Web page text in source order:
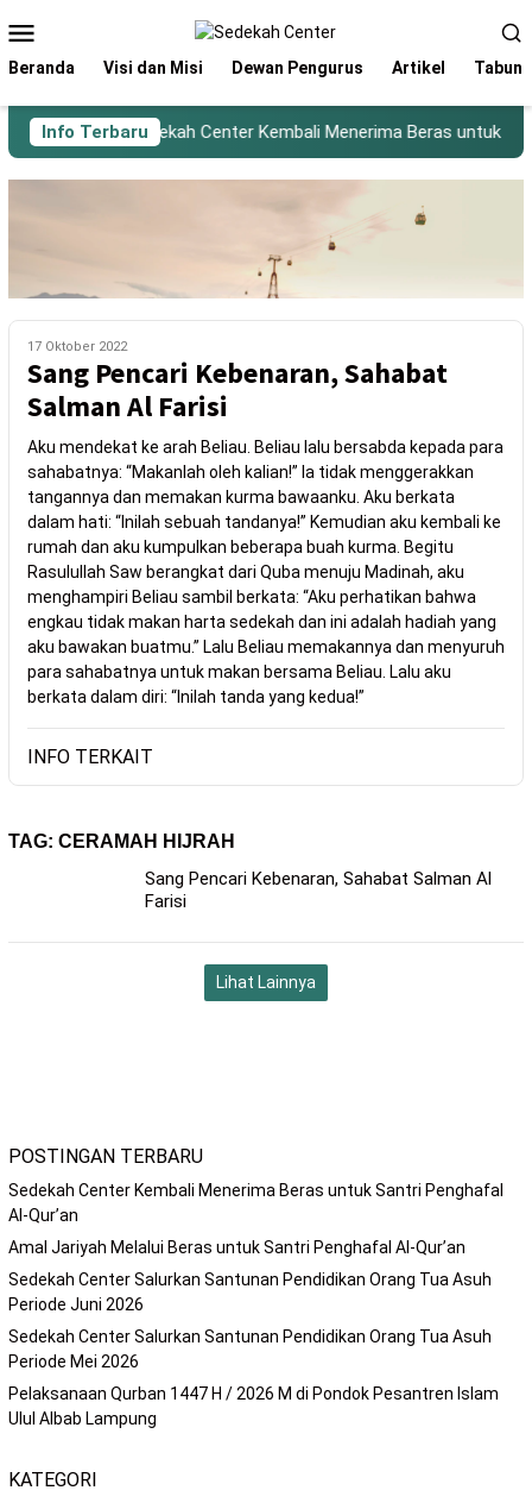
Beranda Visi dan Misi Dewan Pengurus Artikel
Info TerbaruSedekah Center Kembali Menerima Beras untuk
17 Oktober 2022
Sang Pencari Kebenaran, Sahabat
Salman Al Farisi
Aku mendekat ke arah Beliau. Beliau lalu bersabda kepada para
sahabatnya: “Makanlah oleh kalian!” Ia tidak menggerakkan
tangannya dan memakan kurma bawaanku. Aku berkata
dalam hati: “Inilah sebuah tandanya!” Kemudian aku kembali ke
rumah dan aku kumpulkan beberapa buah kurma. Begitu
Rasulullah Saw berangkat dari Quba menuju Madinah, aku
menghampiri Beliau sambil berkata: “Aku perhatikan bahwa
engkau tidak makan harta sedekah dan ini adalah hadiah yang
aku bawakan buatmu.” Lalu Beliau memakannya dan menyuruh
para sahabatnya untuk makan bersama Beliau. Lalu aku
berkata dalam diri: “Inilah tanda yang kedua!”
INFO TERKAIT
TAG: CERAMAH HIJRAH
Sang Pencari Kebenaran, Sahabat Salman Al
Farisi
Lihat Lainnya
POSTINGAN TERBARU
Sedekah Center Kembali Menerima Beras untuk Santri Penghafal
Al-Qur’an
Amal Jariyah Melalui Beras untuk Santri Penghafal Al-Qur’an
Sedekah Center Salurkan Santunan Pendidikan Orang Tua Asuh
Periode Juni 2026
Sedekah Center Salurkan Santunan Pendidikan Orang Tua Asuh
Periode Mei 2026
Pelaksanaan Qurban 1447 H / 2026 M di Pondok Pesantren Islam
Ulul Albab Lampung
KATEGORI